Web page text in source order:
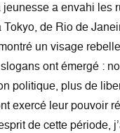
a envahi les
Tokyo, de Rio de
un visage
ont émergé :
politique, plus de
exercé leur pouvoir
de cette période,